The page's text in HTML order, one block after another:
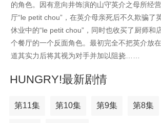
的角色。因有意向井饰演的山守英介之母所经
厅“le petit chou”，在英介母亲死后不久欺骗了
休业中的“le petit chou”，同时也收买了厨师和
个餐厅的一个反面角色。最初完全不把英介放
道其实力后将其视为对手并加以阻挠……
HUNGRY!最新剧情
第11集 第10集 第9集 第8集